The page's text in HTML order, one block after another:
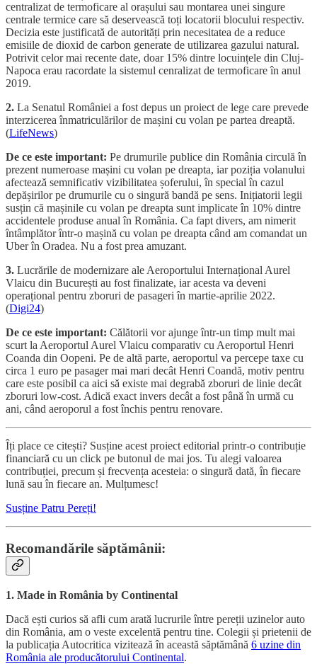
centralizat de termoficare al orașului sau montarea unei singure
centrale termice care să deservească toți locatorii blocului respectiv.
Decizia este justificată de autorități prin necesitatea de a reduce
emisiile de dioxid de carbon generate de utilizarea gazului natural.
Potrivit celor mai recente date, doar 15% dintre locuințele din Cluj-
Napoca erau racordate la sistemul cenralizat de termoficare în anul
2019.
2. La Senatul României a fost depus un proiect de lege care prevede
interzicerea înmatriculărilor de mașini cu volan pe partea dreaptă.
(LifeNews)
De ce este important: Pe drumurile publice din România circulă în
prezent numeroase mașini cu volan pe dreapta, iar poziția volanului
afectează semnificativ vizibilitatea șoferului, în special în cazul
depășirilor pe drumurile cu o singură bandă pe sens. Inițiatorii legii
susțin că mașinile cu volan pe dreapta sunt implicate în 10% dintre
accidentele produse anual în România. Ca fapt divers, am nimerit
întâmplător într-o mașină cu volan pe dreapta când am comandat un
Uber în Oradea. Nu a fost prea amuzant.
3. Lucrările de modernizare ale Aeroportului Internațional Aurel
Vlaicu din București au fost finalizate, iar acesta va deveni
operațional pentru zboruri de pasageri în martie-aprilie 2022.
(Digi24)
De ce este important: Călătorii vor ajunge într-un timp mult mai
scurt la Aeroportul Aurel Vlaicu comparativ cu Aeroportul Henri
Coanda din Oopeni. Pe de altă parte, aeroportul va percepe taxe cu
circa 1 euro pe pasager mai mari decât Henri Coandă, motiv pentru
care este posibil ca aici să existe mai degrabă zboruri de linie decât
zboruri low-cost. Adică exact invers decât a fost până în urmă cu
ani, când aeroporul a fost închis pentru renovare.
Îți place ce citești? Susține acest proiect editorial printr-o contribuție
financiară cu un click pe butonul de mai jos. Tu alegi valoarea
contribuției, precum și frecvența acesteia: o singură dată, în fiecare
lună sau în fiecare an. Mulțumesc!
Susține Patru Pereți!
Recomandările săptămânii:
1. Made in România by Continental
Dacă ești curios să afli cum arată lucrurile între pereții uzinelor auto
din România, am o veste excelentă pentru tine. Colegii și prietenii de
la publicația Autocritica vizitează în această săptămână 6 uzine din
România ale producătorului Continental.